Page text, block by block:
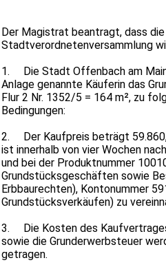
Der Magistrat beantragt, dass die
Stadtverordnetenversammlung
1.
Die Stadt Offenbach am
Anlage genannte Käuferin das
Flur 2 Nr. 1352/5 = 164 m², zu
Bedingungen:
2.
Der Kaufpreis beträgt
ist innerhalb von vier Wochen
und bei der Produktnummer
Grundstücksgeschäften sowie
Erbbaurechten), Kontonummer
Grundstücksverkäufen) zu
3.
Die Kosten des
sowie die Grunderwerbsteuer
getragen.